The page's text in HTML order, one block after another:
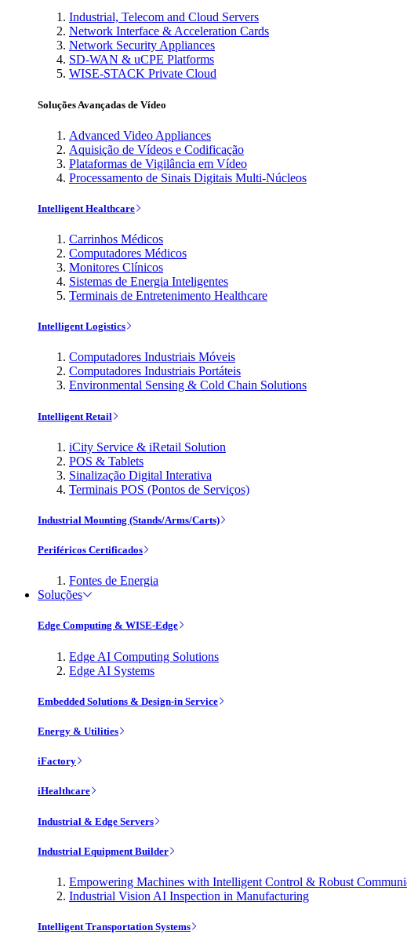
Industrial, Telecom and Cloud Servers
Network Interface & Acceleration Cards
Network Security Appliances
SD-WAN & uCPE Platforms
WISE-STACK Private Cloud
Soluções Avançadas de Vídeo
Advanced Video Appliances
Aquisição de Vídeos e Codificação
Plataformas de Vigilância em Vídeo
Processamento de Sinais Digitais Multi-Núcleos
Intelligent Healthcare
Carrinhos Médicos
Computadores Médicos
Monitores Clínicos
Sistemas de Energia Inteligentes
Terminais de Entretenimento Healthcare
Intelligent Logistics
Computadores Industriais Móveis
Computadores Industriais Portáteis
Environmental Sensing & Cold Chain Solutions
Intelligent Retail
iCity Service & iRetail Solution
POS & Tablets
Sinalização Digital Interativa
Terminais POS (Pontos de Serviços)
Industrial Mounting (Stands/Arms/Carts)
Periféricos Certificados
Fontes de Energia
Soluções
Edge Computing & WISE-Edge
Edge AI Computing Solutions
Edge AI Systems
Embedded Solutions & Design-in Service
Energy & Utilities
iFactory
iHealthcare
Industrial & Edge Servers
Industrial Equipment Builder
Empowering Machines with Intelligent Control & Robust
Industrial Vision AI Inspection in Manufacturing
Intelligent Transportation Systems